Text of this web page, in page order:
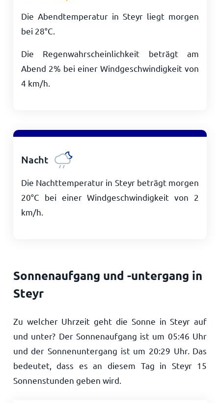
Die Abendtemperatur in Steyr liegt morgen
bei 28°C
Die Regenwahrscheinlichkeit beträgt am
Abend 2% bei einer Windgeschwindigkeit von
4 km/h
Nacht
Die Nachttemperatur in Steyr beträgt morgen
20°C bei einer Windgeschwindigkeit von 2
km/h
Sonnenaufgang und -untergang in
Steyr
Zu welcher Uhrzeit geht die Sonne in Steyr auf
und unter? Der Sonnenaufgang ist um 05:46 Uhr
und der Sonnenuntergang ist um 20:29 Uhr. Das
bedeutet, dass es an diesem Tag in Steyr 15
Sonnenstunden geben wird.